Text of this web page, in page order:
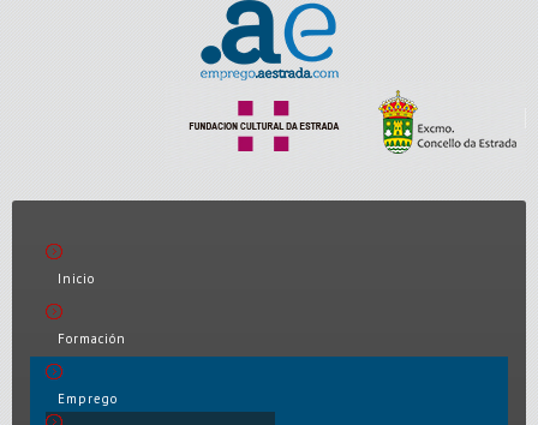
Inicio
Formación
Emprego